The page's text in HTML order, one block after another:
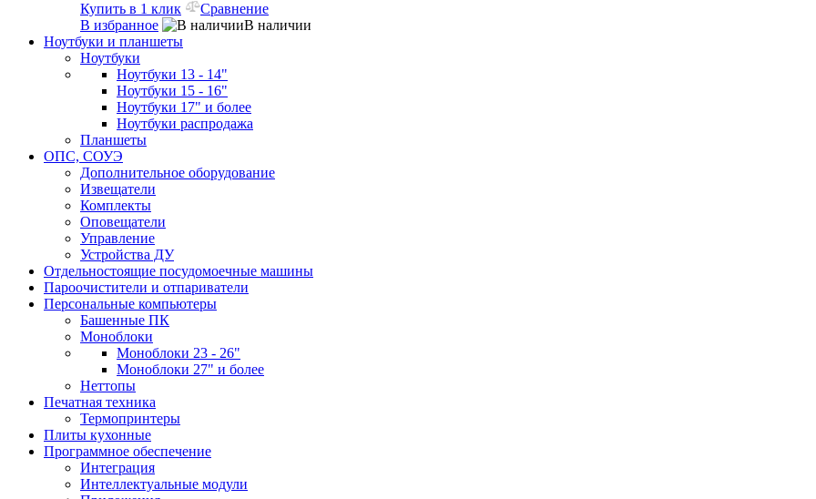
Купить в 1 клик
Сравнение
В избранное
В наличии
Ноутбуки и планшеты
Ноутбуки
Ноутбуки 13 - 14"
Ноутбуки 15 - 16"
Ноутбуки 17" и более
Ноутбуки распродажа
Планшеты
ОПС, СОУЭ
Дополнительное оборудование
Извещатели
Комплекты
Оповещатели
Управление
Устройства ДУ
Отдельностоящие посудомоечные машины
Пароочистители и отпариватели
Персональные компьютеры
Башенные ПК
Моноблоки
Моноблоки 23 - 26"
Моноблоки 27" и более
Неттопы
Печатная техника
Термопринтеры
Плиты кухонные
Программное обеспечение
Интеграция
Интеллектуальные модули